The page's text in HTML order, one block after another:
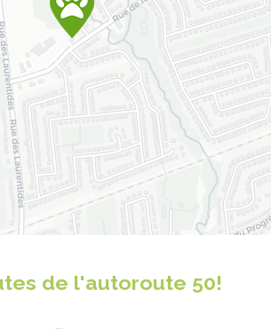
de l'autoroute 50!